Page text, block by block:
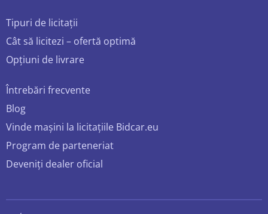
Tipuri de licitații
Cât să licitezi – ofertă optimă
Opțiuni de livrare
Întrebări frecvente
Blog
Vinde mașini la licitațiile Bidcar.eu
Program de parteneriat
Deveniți dealer oficial